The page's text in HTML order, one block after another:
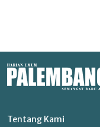
Tentang Kami